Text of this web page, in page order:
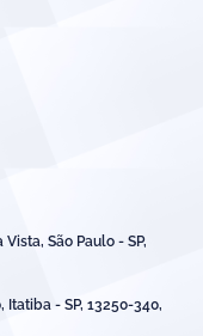
São Paulo - SP,
Itatiba - SP, 13250-340,